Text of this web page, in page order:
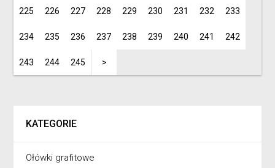
225 226 227 228 229 230 231 232 233
234 235 236 237 238 239 240 241 242
243 244 245 >
KATEGORIE
Ołówki grafitowe